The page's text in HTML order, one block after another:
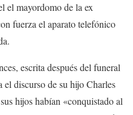
el mayordomo de la ex
fuerza el aparato telefónico
escrita después del funeral
discurso de su hijo Charles
hijos habían «conquistado al